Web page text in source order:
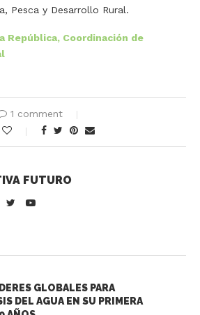
Pesca y Desarrollo Rural.
República, Coordinación de
1 comment
FUTURO
GLOBALES PARA
DEL AGUA EN SU PRIMERA